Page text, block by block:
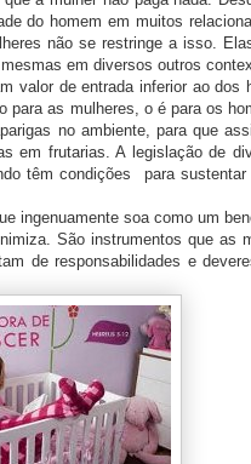
do homem em muitos
não se restringe a isso.
em diversos outros
de entrada inferior ao dos
para as mulheres, o é para os
no ambiente, para que
em frutarias. A legislação de
têm condições para
soa como um
São instrumentos que as
de responsabilidades e